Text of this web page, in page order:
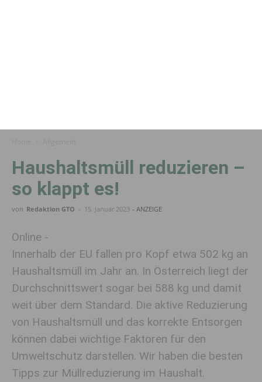
Haushaltsmüll reduzieren –
so klappt es!
von Redaktion GTO - 15. Januar 2023 - ANZEIGE
Online -
Innerhalb der EU fallen pro Kopf etwa 502 kg an
Haushaltsmüll im Jahr an. In Österreich liegt der
Durchschnittswert sogar bei 588 kg und damit
weit über dem Standard. Die aktive Reduzierung
von Haushaltsmüll und das korrekte Entsorgen
können dabei wichtige Faktoren für den
Umweltschutz darstellen. Wir haben die besten
Tipps zur Müllreduzierung im Haushalt.